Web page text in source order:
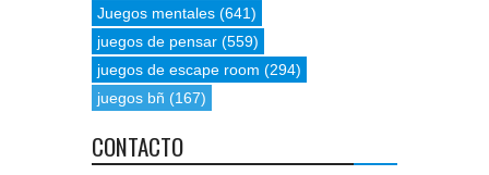
Juegos mentales (641)
juegos de pensar (559)
juegos de escape room (294)
juegos bñ (167)
CONTACTO